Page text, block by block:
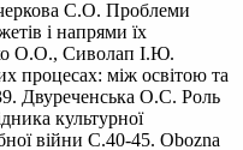
С.О. Проблеми
і напрями їх
О.О., Сиволап І.Ю.
процесах: між освітою та
Двуреченська О.С. Роль
культурної
війни С.40-45. Obozna